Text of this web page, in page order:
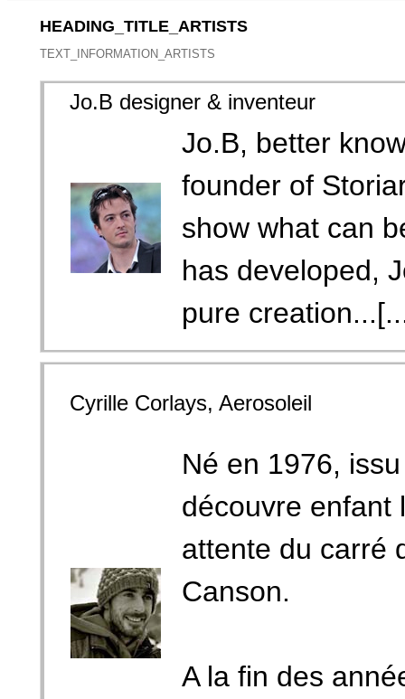
HEADING_TITLE_ARTISTS
TEXT_INFORMATION_ARTISTS
Jo.B designer & inventeur
Jo.B, better
founder of
show what can
has developed,
pure
Cyrille Corlays, Aerosoleil
Né en 1976,
découvre enfant
attente du carré
Canson.
A la fin des